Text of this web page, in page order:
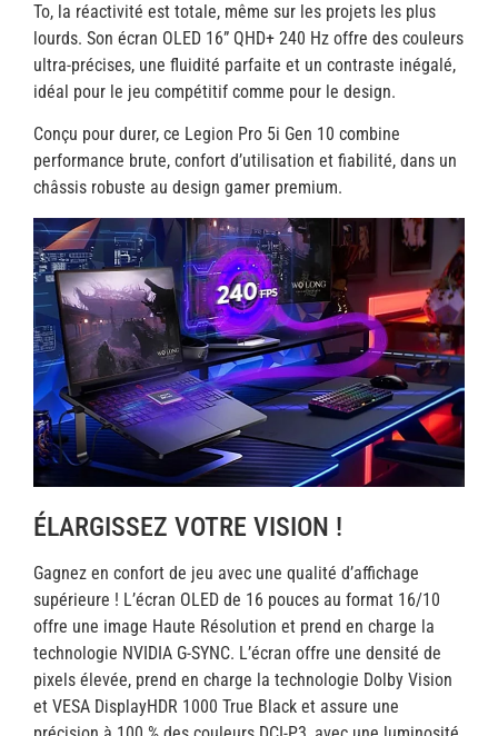
To, la réactivité est totale, même sur les projets les plus
lourds. Son écran OLED 16” QHD+ 240 Hz offre des couleurs
ultra-précises, une fluidité parfaite et un contraste inégalé,
idéal pour le jeu compétitif comme pour le design.
Conçu pour durer, ce Legion Pro 5i Gen 10 combine
performance brute, confort d’utilisation et fiabilité, dans un
châssis robuste au design gamer premium.
ÉLARGISSEZ VOTRE VISION !
Gagnez en confort de jeu avec une qualité d’affichage
supérieure ! L’écran OLED de 16 pouces au format 16/10
offre une image Haute Résolution et prend en charge la
technologie NVIDIA G-SYNC. L’écran offre une densité de
pixels élevée, prend en charge la technologie Dolby Vision
et VESA DisplayHDR 1000 True Black et assure une